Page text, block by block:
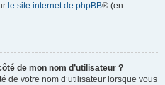
le site internet de phpBB® (en
de mon nom d’utilisateur ?
de votre nom d’utilisateur lorsque vous